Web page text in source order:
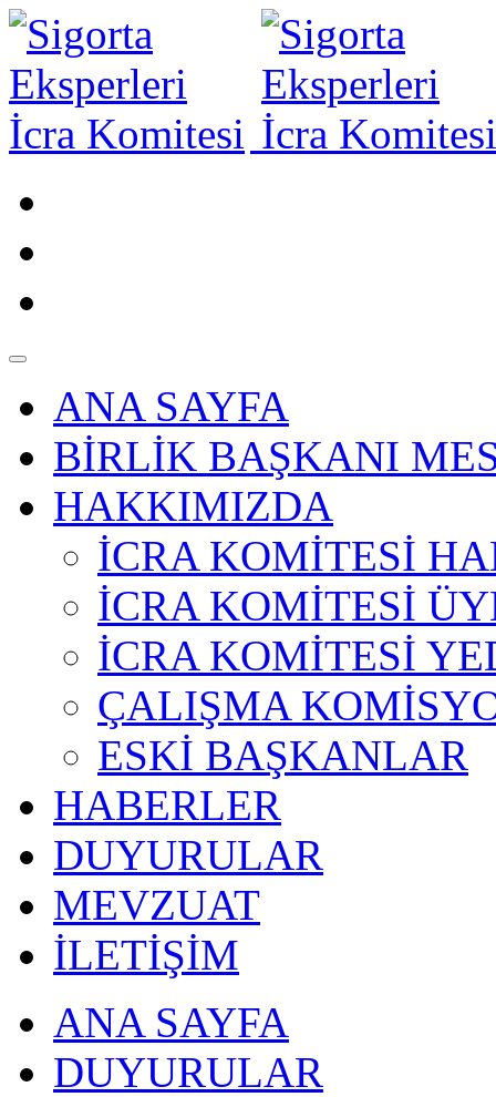
ANA SAYFA
BİRLİK BAŞKANI
HAKKIMIZDA
İCRA KOMİTESİ
İCRA KOMİTESİ
İCRA KOMİTESİ
ÇALIŞMA
ESKİ BAŞKANLAR
HABERLER
DUYURULAR
MEVZUAT
İLETİŞİM
ANA SAYFA
DUYURULAR